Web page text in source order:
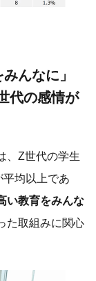
んなに」
代の感情が
、Z世代の学生
均以上であ
い教育をみんな
た取組みに関心